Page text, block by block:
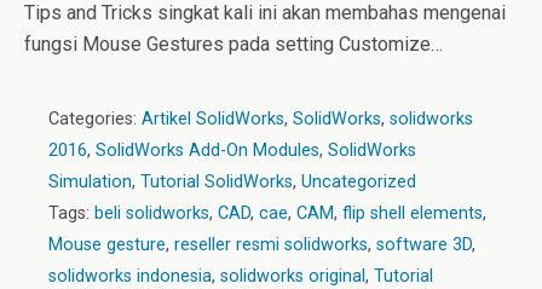
Tips and Tricks singkat kali ini akan membahas mengenai
fungsi Mouse Gestures pada setting Customize…
Categories: Artikel SolidWorks, SolidWorks, solidworks
2016, SolidWorks Add-On Modules, SolidWorks
Simulation, Tutorial SolidWorks, Uncategorized
Tags: beli solidworks, CAD, cae, CAM, flip shell elements,
Mouse gesture, reseller resmi solidworks, software 3D,
solidworks indonesia, solidworks original, Tutorial